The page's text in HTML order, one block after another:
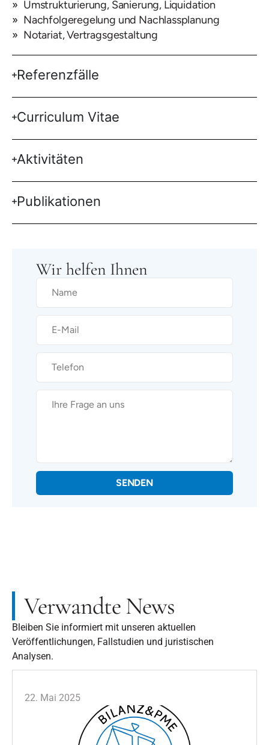
Umstrukturierung, Sanierung, Liquidation
Nachfolgeregelung und Nachlassplanung
Notariat, Vertragsgestaltung
Referenzfälle
Curriculum Vitae
Aktivitäten
Publikationen
Wir helfen Ihnen
SENDEN
Verwandte News
Bleiben Sie informiert mit unseren aktuellen
Veröffentlichungen, Fallstudien und juristischen
Analysen.
22. Mai 2025